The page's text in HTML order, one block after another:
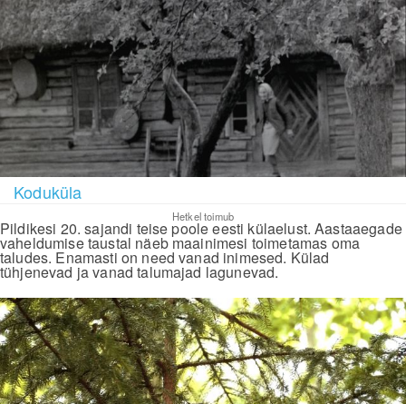
Koduküla
Hetkel toimub
Pildikesi 20. sajandi teise poole eesti külaelust. Aastaaegade
vaheldumise taustal näeb maainimesi toimetamas oma
taludes. Enamasti on need vanad inimesed. Külad
tühjenevad ja vanad talumajad lagunevad.